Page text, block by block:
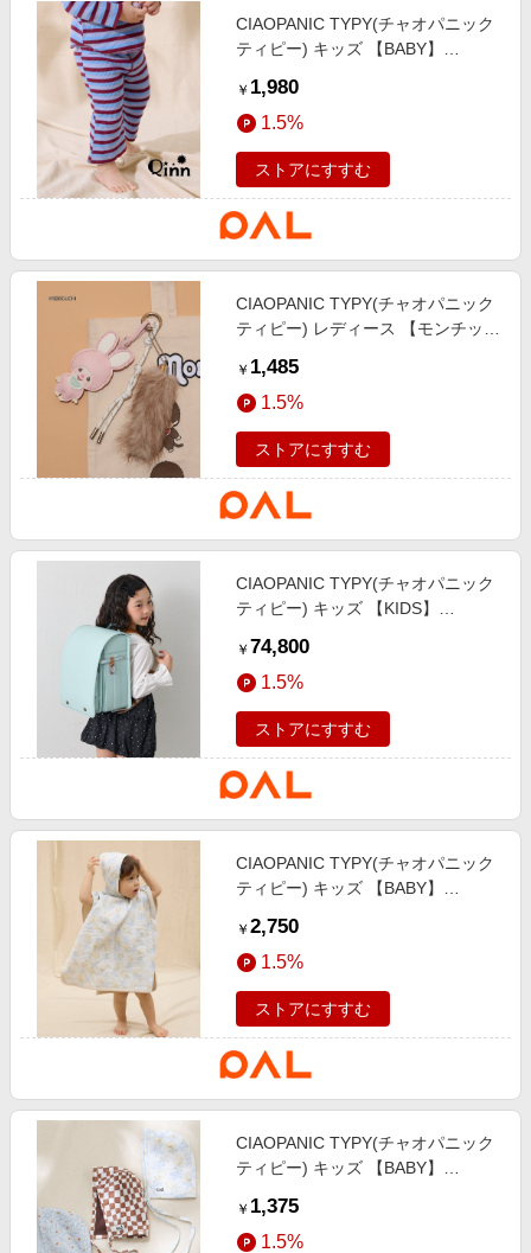
CIAOPANIC TYPY(チャオパニック
ティピー) キッズ 【BABY】
スパンツ ブルー
￥ 1,980
1.5%
ストアにすすむ
CIAOPANIC TYPY(チャオパニック
ティピー) レディース 【モンチッ
ム ピンク
￥ 1,485
1.5%
ストアにすすむ
CIAOPANIC TYPY(チャオパニック
ティピー) キッズ 【KIDS】
リーノ・エフ》 ミント
￥ 74,800
1.5%
ストアにすすむ
CIAOPANIC TYPY(チャオパニック
ティピー) キッズ 【BABY】
100％ ホワイト
￥ 2,750
1.5%
ストアにすすむ
CIAOPANIC TYPY(チャオパニック
ティピー) キッズ 【BABY】
綿100％ ホワイト
￥ 1,375
1.5%